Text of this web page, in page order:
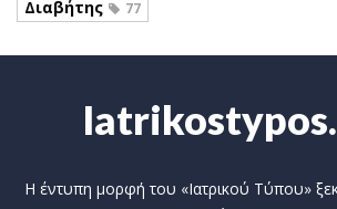
Διαβήτης 77
Η έντυπη μορφή του «Ιατρικού Τύπου»